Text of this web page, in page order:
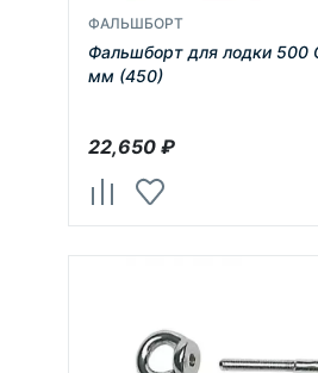
ФАЛЬШБОРТ
Фальшборт для лодки 500
мм (450)
22,650₽